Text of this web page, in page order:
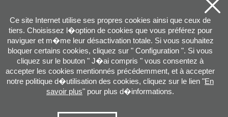
info@pottoka.info
Ce site Internet utilise ses propres cookies ainsi que ceux de
tiers. Choisissez l�option de cookies que vous préférez pour
naviguer et m�me leur désactivation totale. Si vous souhaitez
bloquer certains cookies, cliquez sur " Configuration ". Si vous
cliquez sur le bouton " J�ai compris " vous consentez à
accepter les cookies mentionnés précédemment, et à accepter
notre politique d�utilisation des cookies, cliquez sur le lien "En
savoir plus" pour plus d�informations.